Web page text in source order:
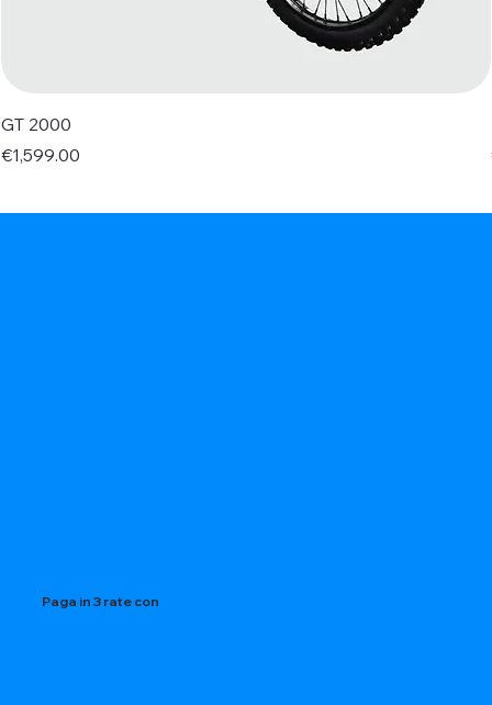
GT 2000
Price
€1,599.00
Paga in 3 rate con